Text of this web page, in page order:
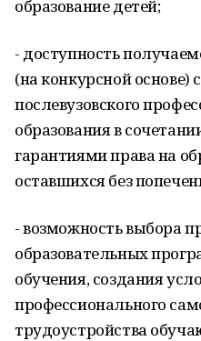
образование детей;
- доступность
(на конкурсной основе)
послевузовского
образования в
гарантиями права на
оставшихся без
- возможность выбора
образовательных
обучения, создания
профессионального
трудоустройства